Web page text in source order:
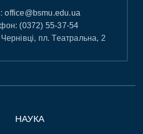
office@bsmu.edu.ua
(0372) 55-37-54
пл. Театральна, 2
НАУКА